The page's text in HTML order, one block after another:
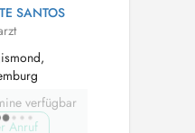
SANTOS
verfügbar
Anruf